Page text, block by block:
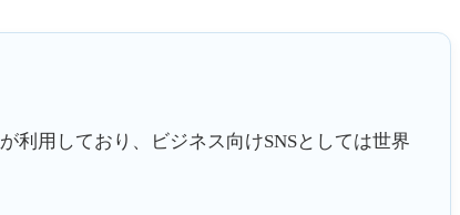
が利用しており、ビジネス向けSNSとしては世界